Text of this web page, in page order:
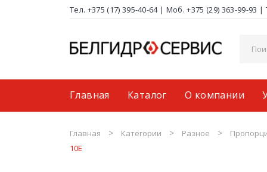
Тел. +375 (17) 395-40-64| Моб. +375 (29) 363-99-93 |
Главная Каталог О компании
Главная Категории Разное
10E